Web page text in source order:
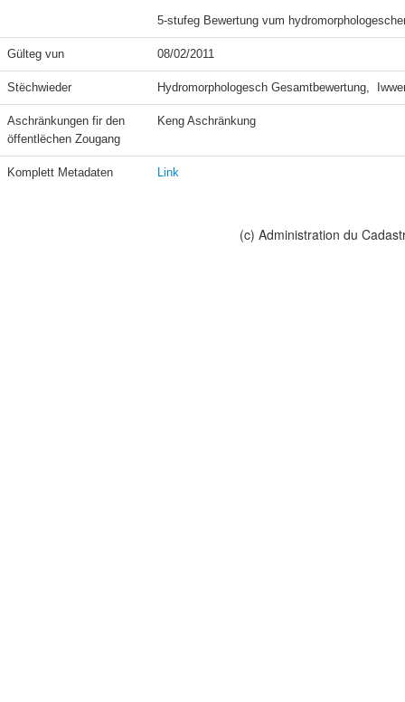
Gülteg vun 08/02/2011
Stëchwieder Hydromorphologesch Gesamtbewertung,
Aschränkungen fir den
öffentlëchen Zougang
Keng Aschränkung
Komplett Metadaten Link
(c) Administration du